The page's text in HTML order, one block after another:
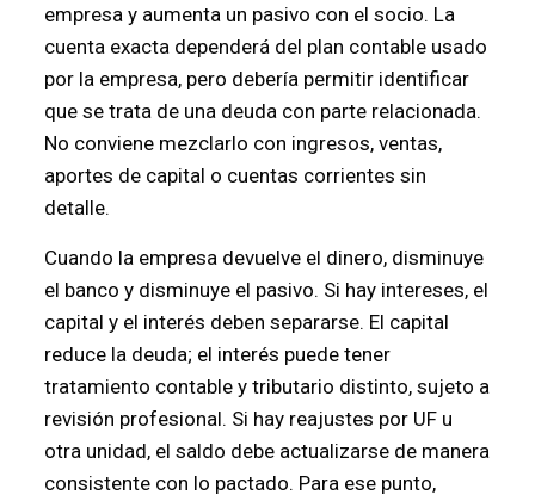
empresa y aumenta un pasivo con el socio. La
cuenta exacta dependerá del plan contable usado
por la empresa, pero debería permitir identificar
que se trata de una deuda con parte relacionada.
No conviene mezclarlo con ingresos, ventas,
aportes de capital o cuentas corrientes sin
detalle.
Cuando la empresa devuelve el dinero, disminuye
el banco y disminuye el pasivo. Si hay intereses, el
capital y el interés deben separarse. El capital
reduce la deuda; el interés puede tener
tratamiento contable y tributario distinto, sujeto a
revisión profesional. Si hay reajustes por UF u
otra unidad, el saldo debe actualizarse de manera
consistente con lo pactado. Para ese punto,